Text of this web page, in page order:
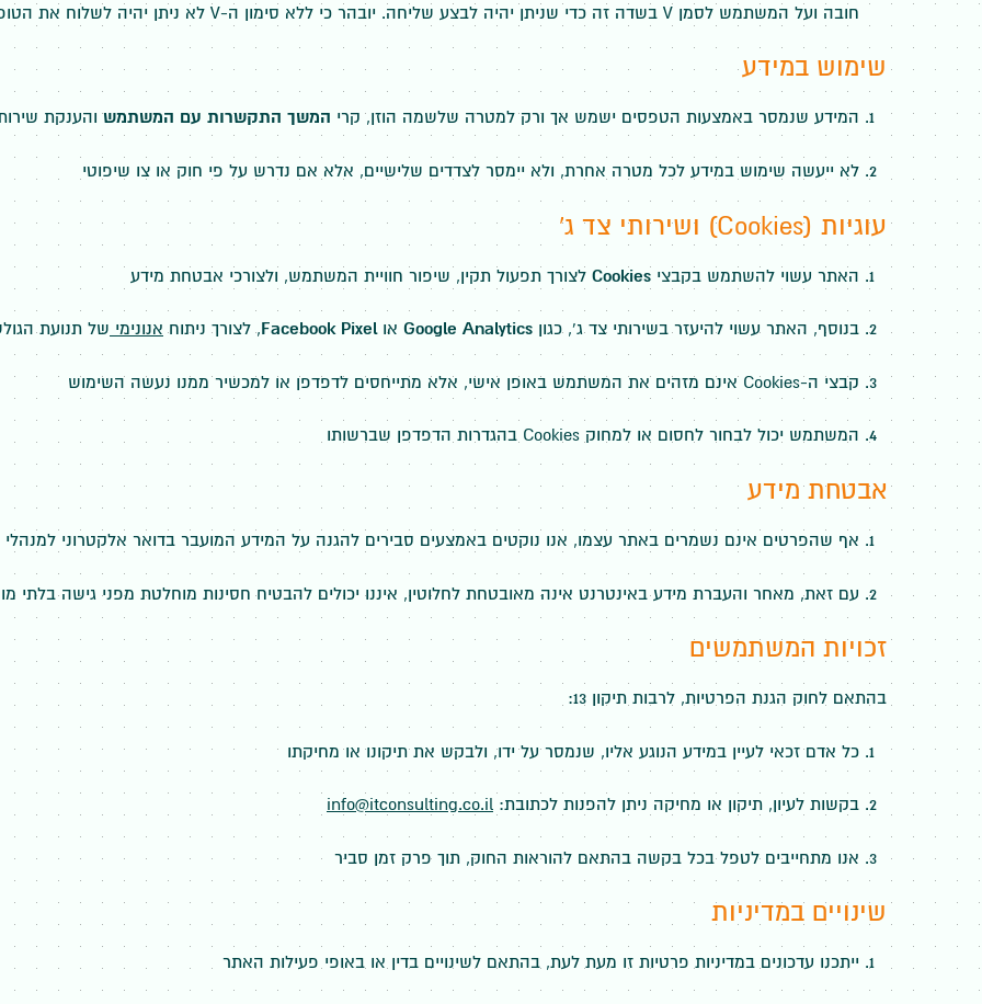
חובה ועל המשתמש לסמן V בשדה זה כדי שניתן יהיה לבצע שליחה. יובהר כי ללא סימון ה-V לא ניתן יהיה לשלוח את הטופס
שימוש במידע
המידע שנמסר באמצעות הטפסים ישמש אך ורק למטרה שלשמה הוזן, קרי המשך התקשרות עם המשתמשוהענקת
לא ייעשה שימוש במידע לכל מטרה אחרת, ולא יימסר לצדדים שלישיים, אלא אם נדרש על פי חוק או צו שיפוטי
עוגיות (Cookies) ושירותי צד ג'
האתר עשוי להשתמש בקבצי Cookies לצורך תפעול תקין, שיפור חוויית המשתמש, ולצורכי אבטחת מידע
בנוסף, האתר עשוי להיעזר בשירותי צד ג', כגון Google Analytics אוFacebook Pixel, לצורך ניתוח אנונימי של תנועת
קבצי ה-Cookies אינם מזהים את המשתמש באופן אישי, אלא מתייחסים לדפדפן או למכשיר ממנו נעשה השימוש
המשתמש יכול לבחור לחסום או למחוק Cookies בהגדרות הדפדפן שברשותו
אבטחת מידע
אף שהפרטים אינם נשמרים באתר עצמו, אנו נוקטים באמצעים סבירים להגנה על המידע המועבר בדואר אלקטרוני
עם זאת, מאחר והעברת מידע באינטרנט אינה מאובטחת לחלוטין, איננו יכולים להבטיח חסינות מוחלטת מפני גישה בלתי
זכויות המשתמשים
בהתאם לחוק הגנת הפרטיות, לרבות תיקון 13:
כל אדם זכאי לעיין במידע הנוגע אליו, שנמסר על ידו, ולבקש את תיקונו או מחיקתו
בקשות לעיון, תיקון או מחיקה ניתן להפנות לכתובת: info@itconsulting.co.il
אנו מתחייבים לטפל בכל בקשה בהתאם להוראות החוק, תוך פרק זמן סביר
שינויים במדיניות
ייתכנו עדכונים במדיניות פרטיות זו מעת לעת, בהתאם לשינויים בדין או באופי פעילות האתר